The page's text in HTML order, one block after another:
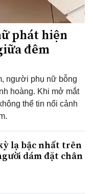
phát hiện
đêm
người phụ nữ bỗng
hoàng. Khi mở mắt
thể tin nổi cảnh
lạ bậc nhất trên
dám đặt chân